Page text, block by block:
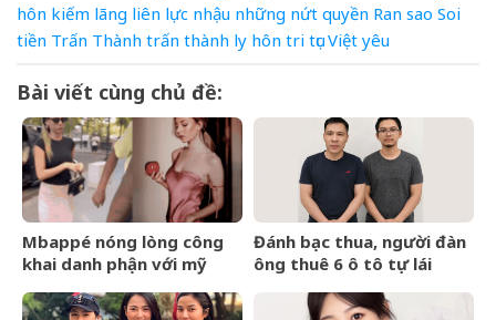
hôn kiếm lãng liên lực nhậu những nứt quyền Ran sao Soi
tiền Trấn Thành trấn thành ly hôn tri tục Việt yêu
Bài viết cùng chủ đề:
Mbappé nóng lòng công
khai danh phận với mỹ
rồi
Đánh bạc thua, người đàn
ông thuê 6 ô tô tự lái